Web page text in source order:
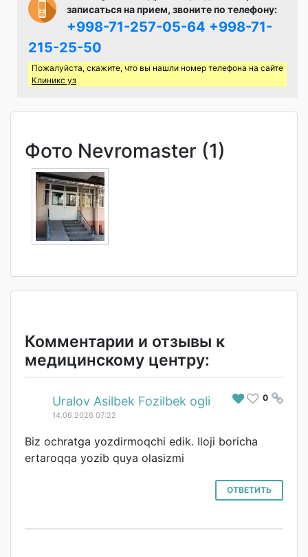
записаться на прием, звоните по телефону:
+998-71-257-05-64 +998-71-
215-25-50
Пожалуйста, скажите, что вы нашли номер телефона на сайте
Клиникс уз
Фото Nevromaster (1)
Комментарии и отзывы к
медицинскому центру:
# 0
Uralov Asilbek Fozilbek ogli
14.06.2026 07:22
Biz ochratga yozdirmoqchi edik. Iloji boricha
ertaroqqa yozib quya olasizmi
ОТВЕТИТЬ